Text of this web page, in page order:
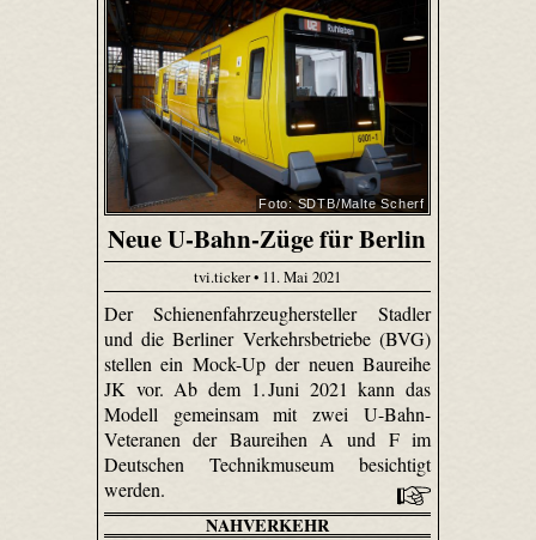
Foto: SDTB/Malte Scherf
Neue U-Bahn-Züge für Berlin
tvi.ticker • 11. Mai 2021
Der Schienenfahrzeughersteller Stadler
und die Berliner Verkehrsbetriebe (BVG)
stellen ein Mock-Up der neuen Baureihe
JK vor. Ab dem 1. Juni 2021 kann das
Modell gemeinsam mit zwei U-Bahn-
Veteranen der Baureihen A und F im
Deutschen Technikmuseum besichtigt
werden.
NAHVERKEHR